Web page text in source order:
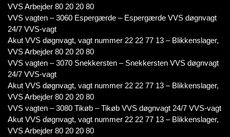
VVS Arbejder 80 20 20 80
VVS vagten – 3060 Espergærde – Espergærde VVS døgnvagt
24/7 VVS-vagt
Akut VVS døgnvagt, vagt nummer 22 22 77 13 – Blikkenslager,
VVS Arbejder 80 20 20 80
VVS vagten – 3070 Snekkersten – Snekkersten VVS døgnvagt
24/7 VVS-vagt
Akut VVS døgnvagt, vagt nummer 22 22 77 13 – Blikkenslager,
VVS Arbejder 80 20 20 80
VVS vagten – 3080 Tikøb – Tikøb VVS døgnvagt 24/7 VVS-vagt
Akut VVS døgnvagt, vagt nummer 22 22 77 13 – Blikkenslager,
VVS Arbejder 80 20 20 80